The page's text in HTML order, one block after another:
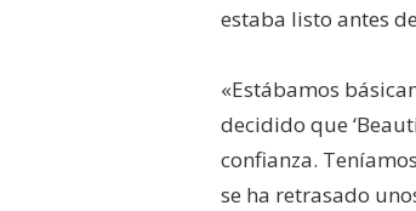
estaba listo antes
«Estábamos
decidido que
confianza.
se ha retrasado